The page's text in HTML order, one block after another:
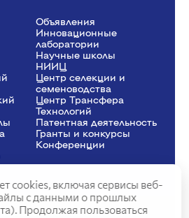
Объявления
Инновационные
лаборатории
Научные школы
НИИЦ
Центр селекции и
семеноводства
Центр Трансфера
Технологий
Патентная деятельность
Гранты и конкурсы
Конференции
организации
cookies, включая сервисы веб-
с данными о прошлых
Продолжая пользоваться